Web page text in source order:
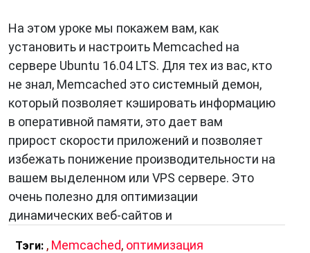
На этом уроке мы покажем вам, как
установить и настроить Memcached на
сервере Ubuntu 16.04 LTS. Для тех из вас, кто
не знал, Memcached это системный демон,
который позволяет кэшировать информацию
в оперативной памяти, это дает вам
прирост скорости приложений и позволяет
избежать понижение производительности на
вашем выделенном или VPS сервере. Это
очень полезно для оптимизации
динамических веб-сайтов и
Тэги: , Memcached, оптимизация